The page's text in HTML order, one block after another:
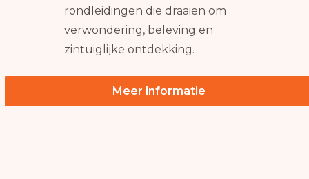
rondleidingen die draaien om
verwondering, beleving en
zintuiglijke ontdekking.
Meer informatie